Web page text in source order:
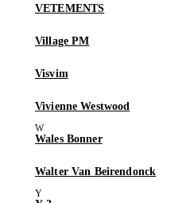
VETEMENTS
Village PM
Visvim
Vivienne Westwood
Wales Bonner
Walter Van Beirendonck